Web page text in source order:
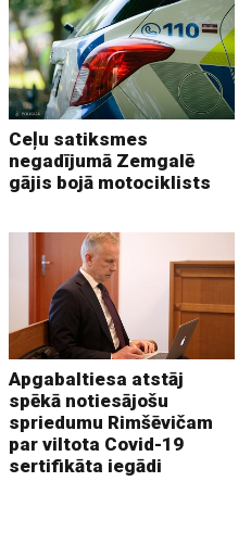
Ceļu satiksmes
negadījumā Zemgalē
gājis bojā motociklists
Apgabaltiesa atstāj
spēkā notiesājošu
spriedumu Rimšēvičam
par viltota Covid-19
sertifikāta iegādi